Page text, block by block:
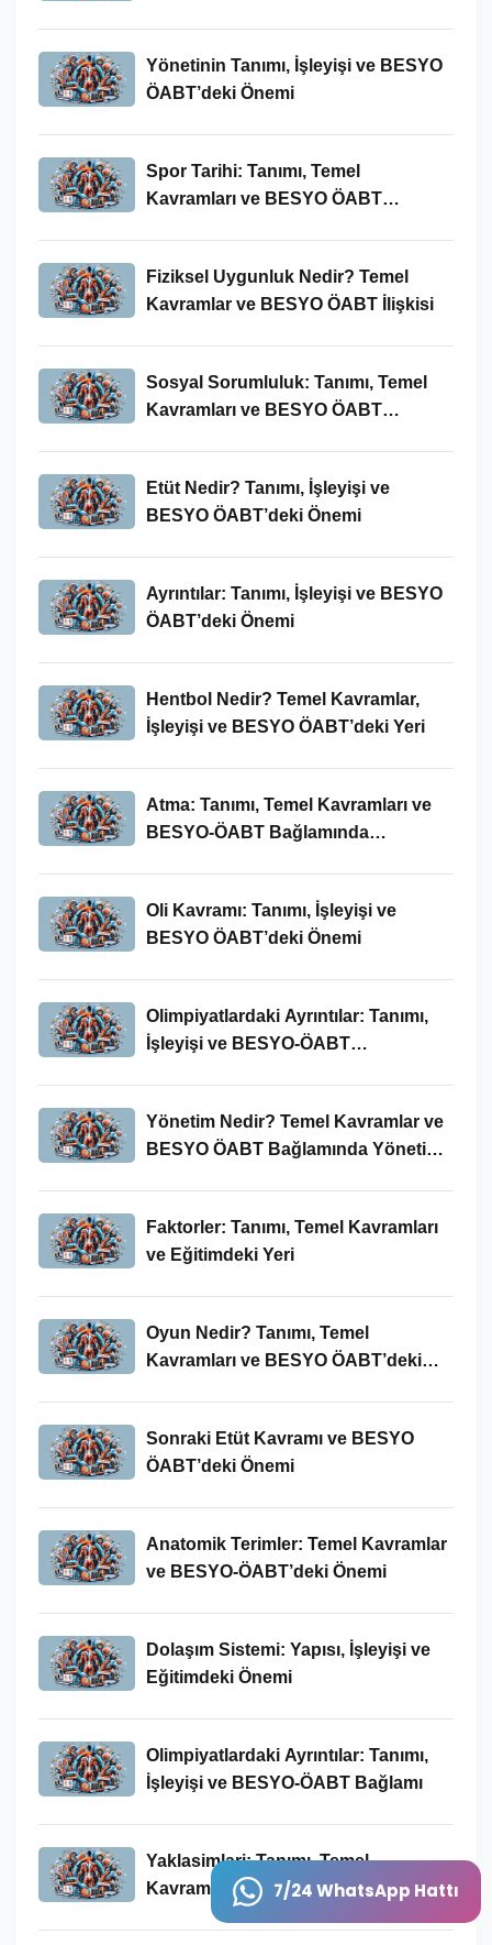
7/24 WhatsApp Hattı
Yönetinin Tanımı, İşleyişi ve BESYO
ÖABT’deki Önemi
Spor Tarihi: Tanımı, Temel
Kavramları ve BESYO ÖABT
Fiziksel Uygunluk Nedir? Temel
Kavramlar ve BESYO ÖABT İlişkisi
Sosyal Sorumluluk: Tanımı, Temel
Kavramları ve BESYO ÖABT
Etüt Nedir? Tanımı, İşleyişi ve
BESYO ÖABT’deki Önemi
Ayrıntılar: Tanımı, İşleyişi ve BESYO
ÖABT’deki Önemi
Hentbol Nedir? Temel Kavramlar,
İşleyişi ve BESYO ÖABT’deki Yeri
Atma: Tanımı, Temel Kavramları ve
BESYO-ÖABT Bağlamında
Oli Kavramı: Tanımı, İşleyişi ve
BESYO ÖABT’deki Önemi
Olimpiyatlardaki Ayrıntılar: Tanımı,
İşleyişi ve BESYO-ÖABT
Yönetim Nedir? Temel Kavramlar ve
BESYO ÖABT Bağlamında Yönetim
Faktorler: Tanımı, Temel Kavramları
ve Eğitimdeki Yeri
Oyun Nedir? Tanımı, Temel
Kavramları ve BESYO ÖABT’deki
Sonraki Etüt Kavramı ve BESYO
ÖABT’deki Önemi
Anatomik Terimler: Temel Kavramlar
ve BESYO-ÖABT’deki Önemi
Dolaşım Sistemi: Yapısı, İşleyişi ve
Eğitimdeki Önemi
Olimpiyatlardaki Ayrıntılar: Tanımı,
İşleyişi ve BESYO-ÖABT Bağlamı
Yaklasimlari: Tanımı, Temel
Kavramları ve BESYO ÖABT
Bağlamında Önemi